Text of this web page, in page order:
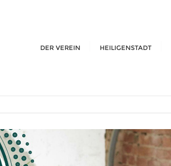
DER VEREIN HEILIGENSTADT